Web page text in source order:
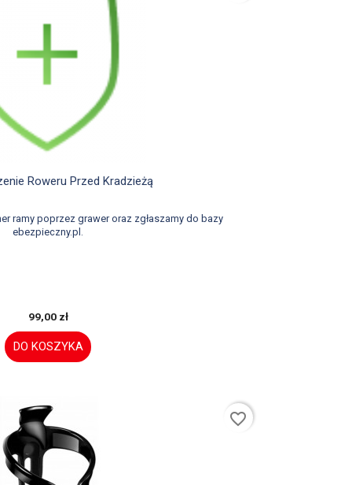
Szybki podgląd
Roweru Przed Kradzieżą
ramy poprzez grawer oraz zgłaszamy do bazy
ebezpieczny.pl.
99,00 zł
DO KOSZYKA
favorite_border